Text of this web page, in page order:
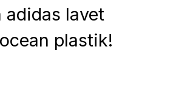
lavet
plastik!